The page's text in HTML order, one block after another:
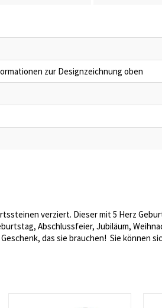
zur Designzeichnung oben
verziert. Dieser mit 5 Herz
Abschlussfeier, Jubiläum,
das sie brauchen! Sie können